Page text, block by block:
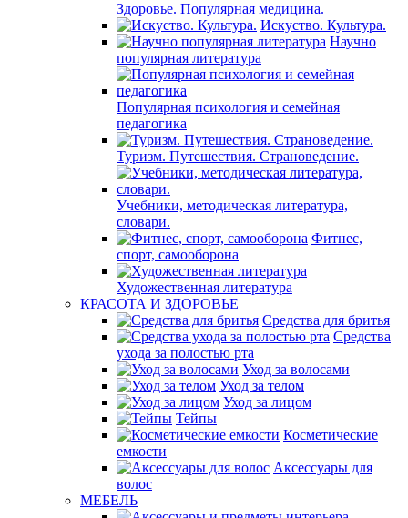
Здоровье. Популярная медицина.
Искуство. Культура.
Научно
популярная литература
Популярная психология и семейная
педагогика
Туризм. Путешествия. Страноведение.
Учебники, методическая литература,
словари.
Фитнес,
спорт, самооборона
Художественная литература
КРАСОТА И ЗДОРОВЬЕ
Средства для бритья
Средства
ухода за полостью рта
Уход за волосами
Уход за телом
Уход за лицом
Тейпы
Косметические
емкости
Аксессуары для
волос
МЕБЕЛЬ